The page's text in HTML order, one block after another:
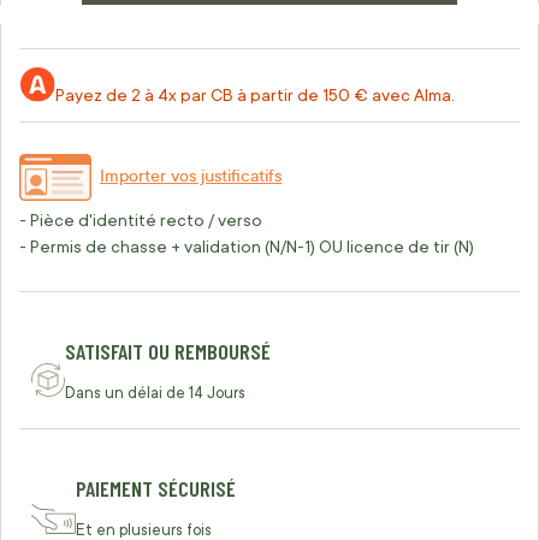
Payez de 2 à 4x par CB à partir de 150 € avec Alma.
Importer vos justificatifs
- Pièce d'identité recto / verso
- Permis de chasse + validation (N/N-1) OU licence de tir (N)
SATISFAIT OU REMBOURSÉ
Dans un délai de 14 Jours
PAIEMENT SÉCURISÉ
Et en plusieurs fois